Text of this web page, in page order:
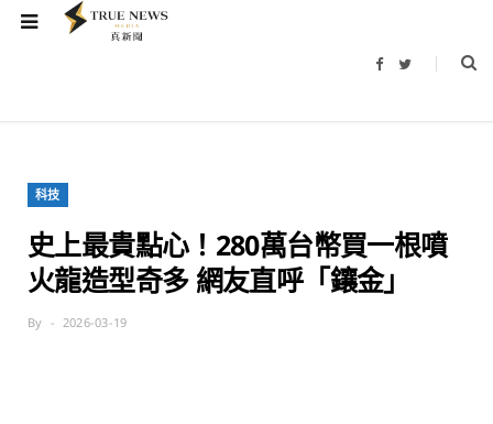
F
b
T
t
科技
史上最貴點心！280萬台幣買一根噴
火龍造型奇多 網友直呼「鑲金」
By 2026-03-19